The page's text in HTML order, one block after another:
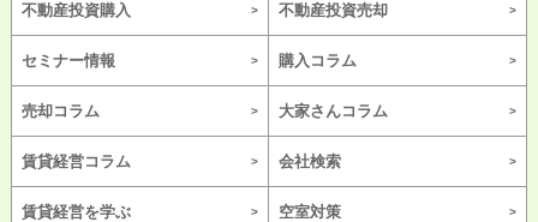
不動産投資購入 不動産投資売却
セミナー情報 購入コラム
売却コラム 大家さんコラム
賃貸経営コラム 会社検索
賃貸経営を学ぶ 空室対策